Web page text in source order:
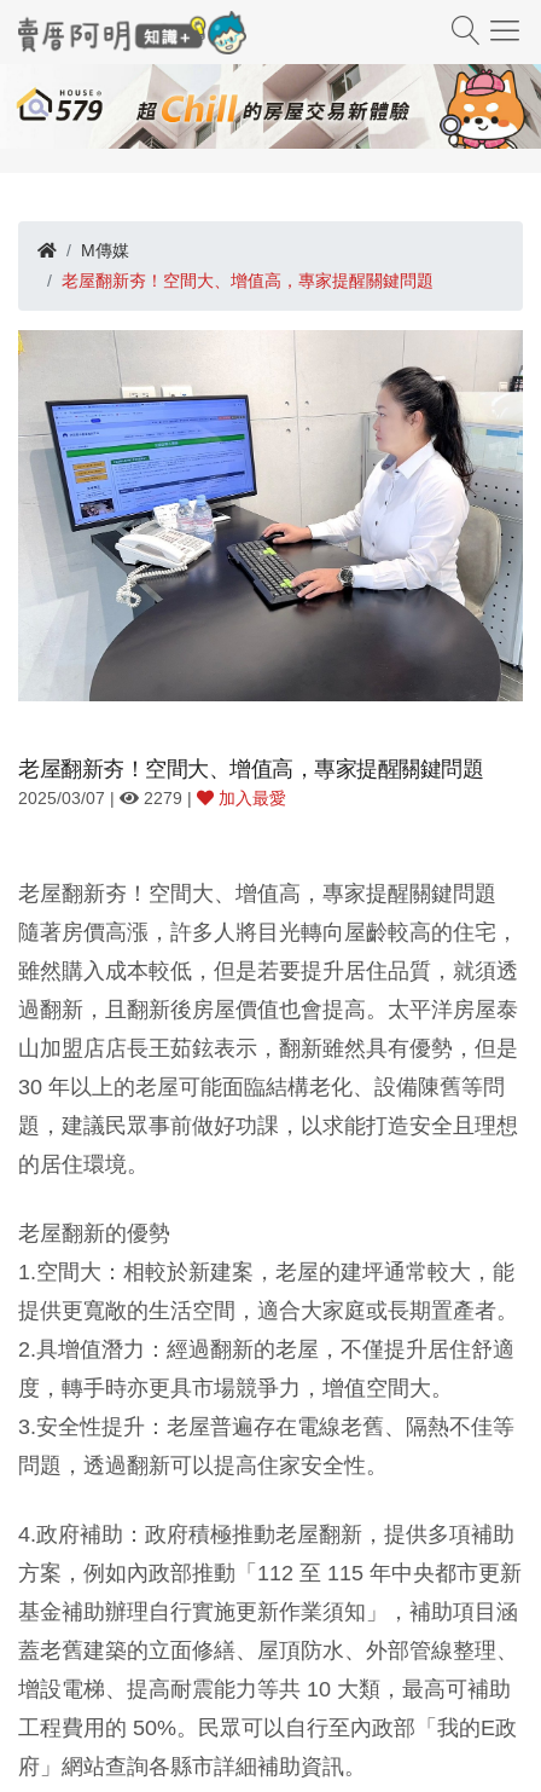
M傳媒
老屋翻新夯！空間大、增值高，專家提醒關鍵問題
老屋翻新夯！空間大、增值高，專家提醒關鍵問題
2025/03/07 | 2279 | 加入最愛
老屋翻新夯！空間大、增值高，專家提醒關鍵問題
隨著房價高漲，許多人將目光轉向屋齡較高的住宅，
雖然購入成本較低，但是若要提升居住品質，就須透
過翻新，且翻新後房屋價值也會提高。太平洋房屋泰
山加盟店店長王茹鉉表示，翻新雖然具有優勢，但是
30 年以上的老屋可能面臨結構老化、設備陳舊等問
題，建議民眾事前做好功課，以求能打造安全且理想
的居住環境。
老屋翻新的優勢
1.空間大：相較於新建案，老屋的建坪通常較大，能
提供更寬敞的生活空間，適合大家庭或長期置產者。
2.具增值潛力：經過翻新的老屋，不僅提升居住舒適
度，轉手時亦更具市場競爭力，增值空間大。
3.安全性提升：老屋普遍存在電線老舊、隔熱不佳等
問題，透過翻新可以提高住家安全性。
4.政府補助：政府積極推動老屋翻新，提供多項補助
方案，例如內政部推動「112 至 115 年中央都市更新
基金補助辦理自行實施更新作業須知」，補助項目涵
蓋老舊建築的立面修繕、屋頂防水、外部管線整理、
增設電梯、提高耐震能力等共 10 大類，最高可補助
工程費用的 50%。民眾可以自行至內政部「我的E政
府」網站查詢各縣市詳細補助資訊。